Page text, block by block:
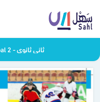
Writing - Mega goal 2 - ثاني ثانوي